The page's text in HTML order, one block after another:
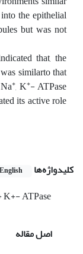
the epithelial
but was not
that, the
similarto that
+, K+- ATPase
its active role
کلیدواژه‌ها English
K+- ATPase
اصل مقاله